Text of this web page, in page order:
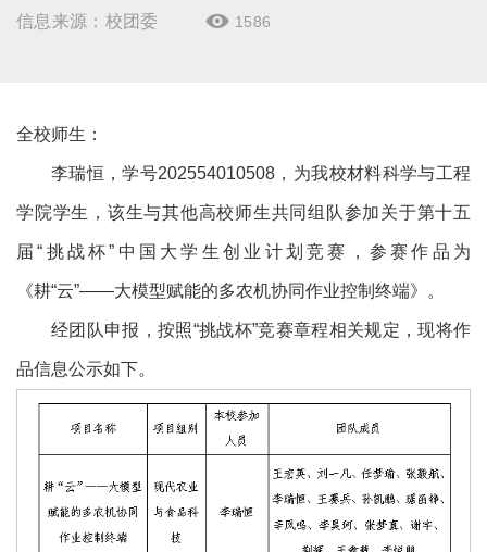
信息来源：校团委  1586
全校师生：
李瑞恒，学号202554010508，为我校材料科学与工程
学院学生，该生与其他高校师生共同组队参加关于第十五
届“挑战杯”中国大学生创业计划竞赛，参赛作品为
《耕“云”——大模型赋能的多农机协同作业控制终端》。
经团队申报，按照“挑战杯”竞赛章程相关规定，现将作
品信息公示如下。